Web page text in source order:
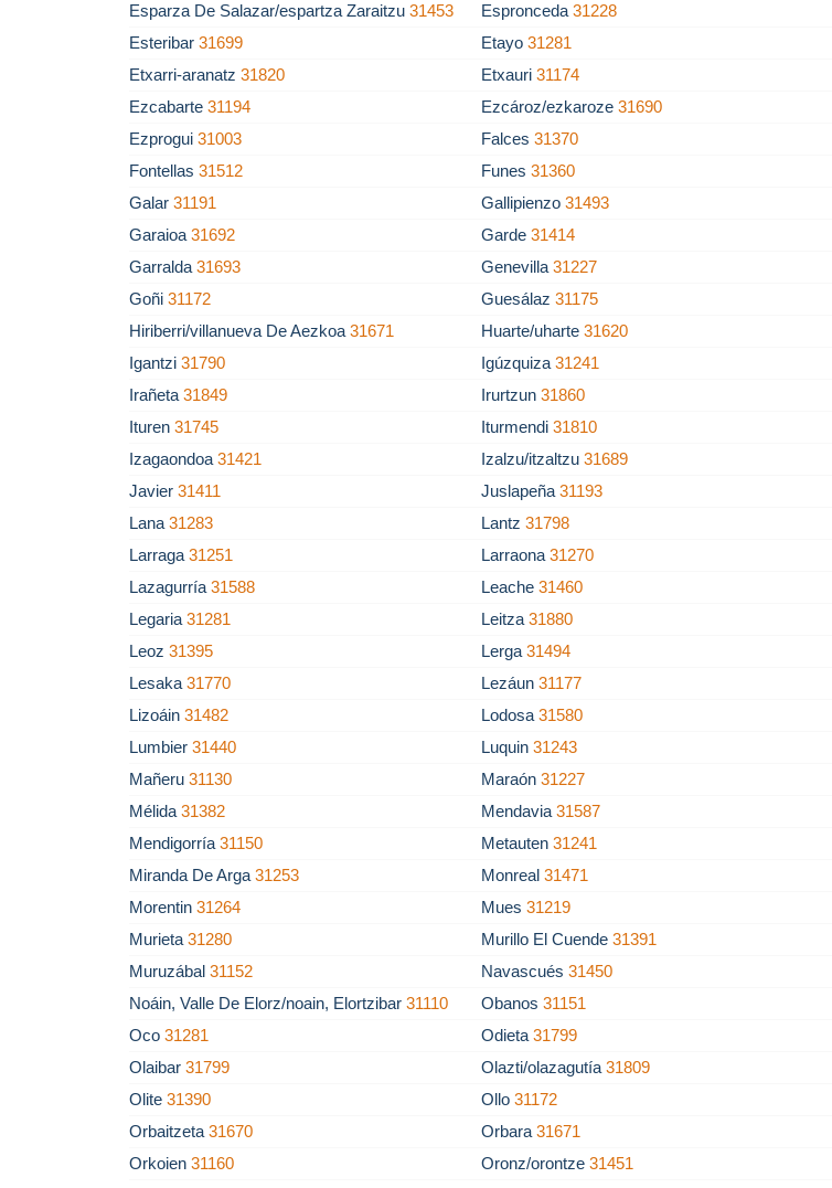
Esparza De Salazar/espartza Zaraitzu 31453 Espronceda31228
Esteribar 31699 Etayo31281
Etxarri-aranatz 31820 Etxauri31174
Ezcabarte 31194 Ezcároz/ezkaroze31690
Ezprogui 31003 Falces31370
Fontellas 31512 Funes31360
Galar 31191 Gallipienzo31493
Garaioa 31692 Garde31414
Garralda 31693 Genevilla31227
Goñi 31172 Guesálaz31175
Hiriberri/villanueva De Aezkoa 31671 Huarte/uharte31620
Igantzi 31790 Igúzquiza31241
Irañeta 31849 Irurtzun31860
Ituren 31745 Iturmendi31810
Izagaondoa 31421 Izalzu/itzaltzu31689
Javier 31411 Juslapeña31193
Lana 31283 Lantz31798
Larraga 31251 Larraona31270
Lazagurría 31588 Leache31460
Legaria 31281 Leitza31880
Leoz 31395 Lerga31494
Lesaka 31770 Lezáun31177
Lizoáin 31482 Lodosa31580
Lumbier 31440 Luquin31243
Mañeru 31130 Maraón31227
Mélida 31382 Mendavia31587
Mendigorría 31150 Metauten31241
Miranda De Arga 31253 Monreal31471
Morentin 31264 Mues31219
Murieta 31280 Murillo El Cuende31391
Muruzábal 31152 Navascués31450
Noáin, Valle De Elorz/noain, Elortzibar 31110 Obanos31151
Oco 31281 Odieta31799
Olaibar 31799 Olazti/olazagutía31809
Olite 31390 Ollo31172
Orbaitzeta 31670 Orbara31671
Orkoien 31160 Oronz/orontze31451